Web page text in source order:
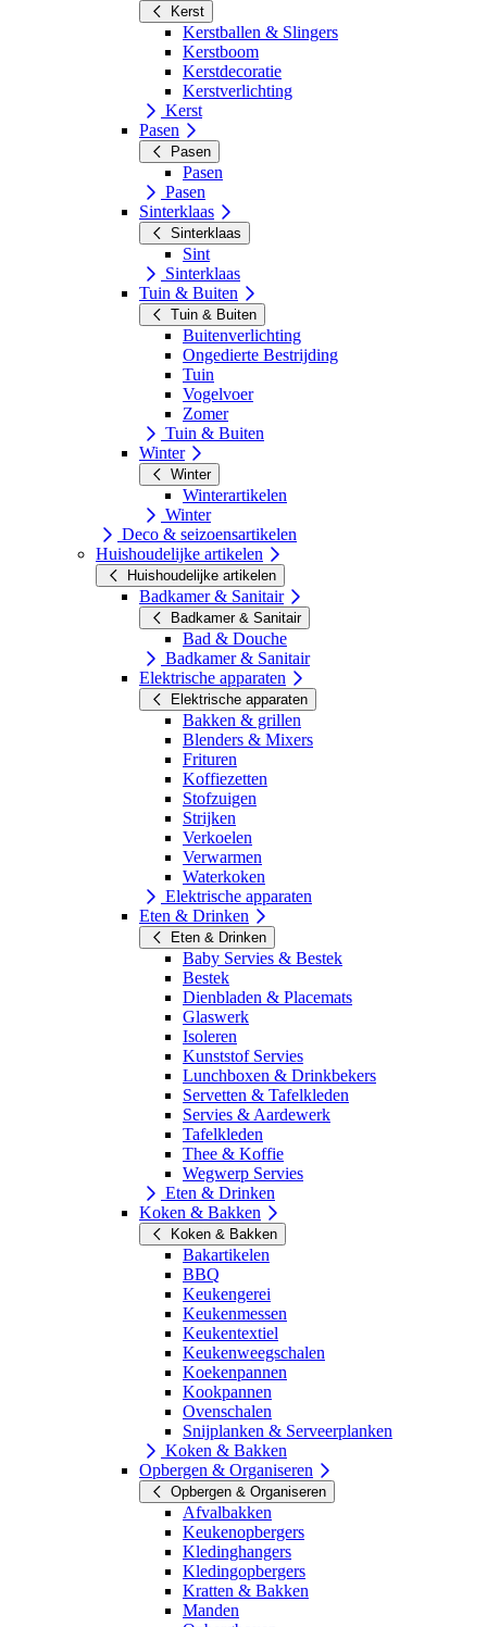
Kerst
Kerstballen & Slingers
Kerstboom
Kerstdecoratie
Kerstverlichting
Kerst
Pasen
Pasen
Pasen
Pasen
Sinterklaas
Sinterklaas
Sint
Sinterklaas
Tuin & Buiten
Tuin & Buiten
Buitenverlichting
Ongedierte Bestrijding
Tuin
Vogelvoer
Zomer
Tuin & Buiten
Winter
Winter
Winterartikelen
Winter
Deco & seizoensartikelen
Huishoudelijke artikelen
Huishoudelijke artikelen
Badkamer & Sanitair
Badkamer & Sanitair
Bad & Douche
Badkamer & Sanitair
Elektrische apparaten
Elektrische apparaten
Bakken & grillen
Blenders & Mixers
Frituren
Koffiezetten
Stofzuigen
Strijken
Verkoelen
Verwarmen
Waterkoken
Elektrische apparaten
Eten & Drinken
Eten & Drinken
Baby Servies & Bestek
Bestek
Dienbladen & Placemats
Glaswerk
Isoleren
Kunststof Servies
Lunchboxen & Drinkbekers
Servetten & Tafelkleden
Servies & Aardewerk
Tafelkleden
Thee & Koffie
Wegwerp Servies
Eten & Drinken
Koken & Bakken
Koken & Bakken
Bakartikelen
BBQ
Keukengerei
Keukenmessen
Keukentextiel
Keukenweegschalen
Koekenpannen
Kookpannen
Ovenschalen
Snijplanken & Serveerplanken
Koken & Bakken
Opbergen & Organiseren
Opbergen & Organiseren
Afvalbakken
Keukenopbergers
Kledinghangers
Kledingopbergers
Kratten & Bakken
Manden